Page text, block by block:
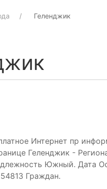
Геленджик
Интернет пр
Геленджик -
Южный. Дата
Граждан.